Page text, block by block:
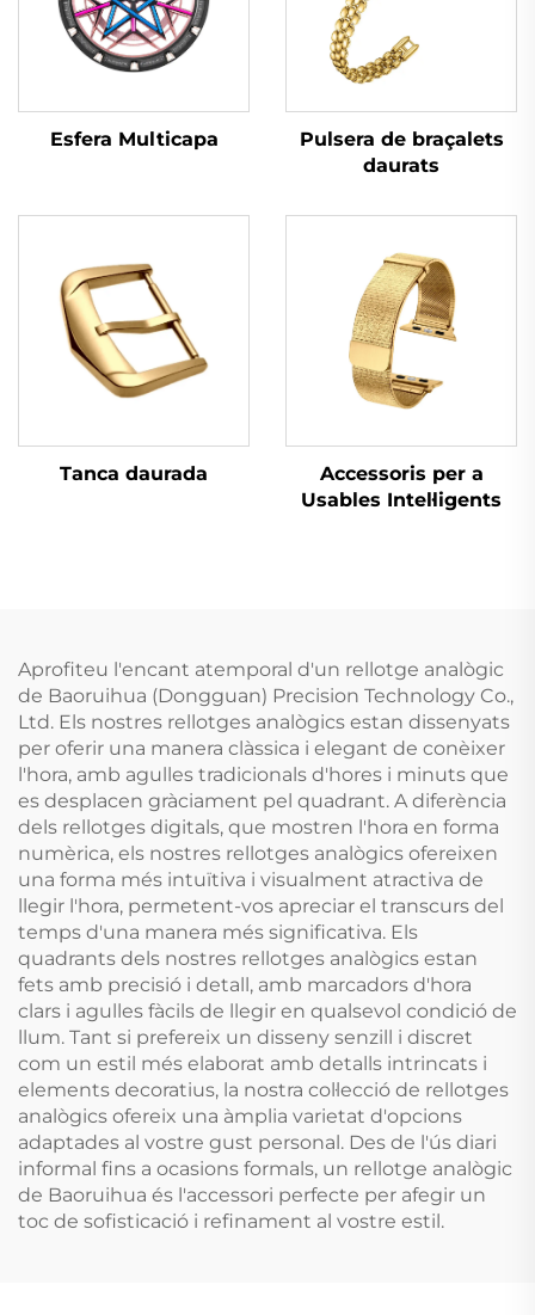
Esfera Multicapa
Pulsera de braçalets
daurats
Tanca daurada
Accessoris per a
Usables Intel·ligents
Aprofiteu l'encant atemporal d'un rellotge analògic
de Baoruihua (Dongguan) Precision Technology Co.,
Ltd. Els nostres rellotges analògics estan dissenyats
per oferir una manera clàssica i elegant de conèixer
l'hora, amb agulles tradicionals d'hores i minuts que
es desplacen gràciament pel quadrant. A diferència
dels rellotges digitals, que mostren l'hora en forma
numèrica, els nostres rellotges analògics ofereixen
una forma més intuïtiva i visualment atractiva de
llegir l'hora, permetent-vos apreciar el transcurs del
temps d'una manera més significativa. Els
quadrants dels nostres rellotges analògics estan
fets amb precisió i detall, amb marcadors d'hora
clars i agulles fàcils de llegir en qualsevol condició de
llum. Tant si prefereix un disseny senzill i discret
com un estil més elaborat amb detalls intrincats i
elements decoratius, la nostra col·lecció de rellotges
analògics ofereix una àmplia varietat d'opcions
adaptades al vostre gust personal. Des de l'ús diari
informal fins a ocasions formals, un rellotge analògic
de Baoruihua és l'accessori perfecte per afegir un
toc de sofisticació i refinament al vostre estil.